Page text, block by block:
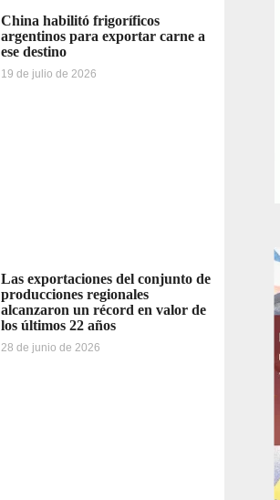
China habilitó frigoríficos
argentinos para exportar carne a
ese destino
19 de julio de 2026
Las exportaciones del conjunto de
producciones regionales
alcanzaron un récord en valor de
los últimos 22 años
28 de junio de 2026